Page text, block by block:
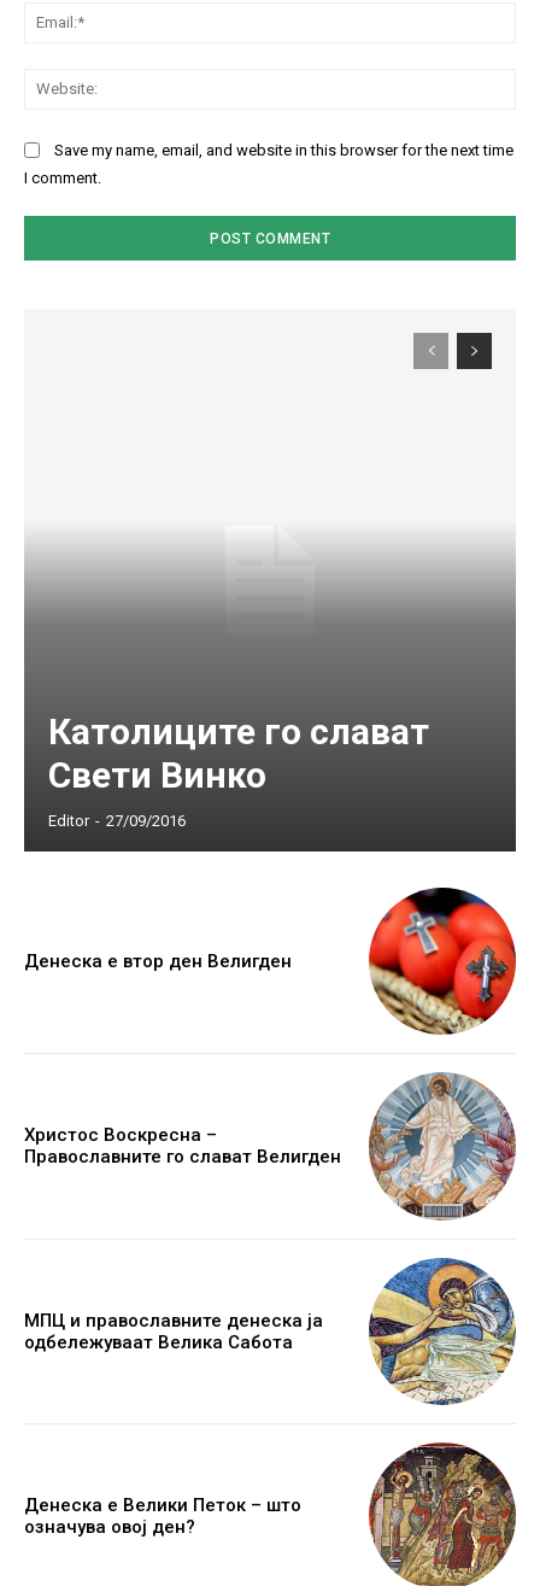
Save my name, email, and website in this browser for the next time
I comment.
Католиците го слават
Свети Винко
Editor - 27/09/2016
Денеска е втор ден Велигден
Христос Воскресна –
Православните го слават Велигден
МПЦ и православните денеска ја
одбележуваат Велика Сабота
Денеска е Велики Петок – што
означува овој ден?